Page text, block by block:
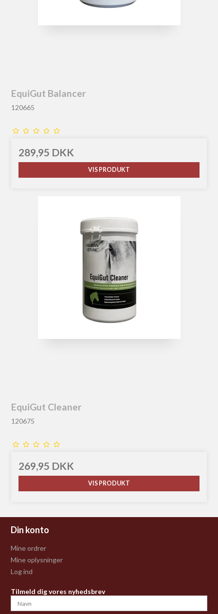
EquiGut Balancer
120665
289,95 DKK
VIS PRODUKT
EquiGut Cleaner
120675
269,95 DKK
VIS PRODUKT
Din konto
Mine ordrer
Mine oplysninger
Log ind
Tilmeld dig vores nyhedsbrev